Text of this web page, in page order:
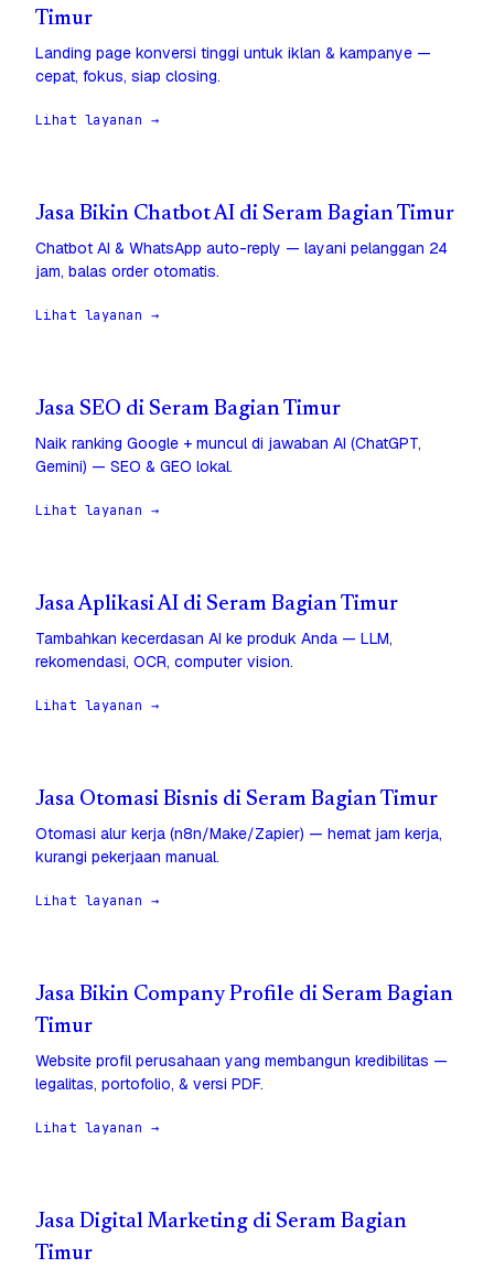
Timur
Landing page konversi tinggi untuk iklan & kampanye —
cepat, fokus, siap closing.
Lihat layanan →
Jasa Bikin Chatbot AI di Seram Bagian Timur
Chatbot AI & WhatsApp auto-reply — layani pelanggan 24
jam, balas order otomatis.
Lihat layanan →
Jasa SEO di Seram Bagian Timur
Naik ranking Google + muncul di jawaban AI (ChatGPT,
Gemini) — SEO & GEO lokal.
Lihat layanan →
Jasa Aplikasi AI di Seram Bagian Timur
Tambahkan kecerdasan AI ke produk Anda — LLM,
rekomendasi, OCR, computer vision.
Lihat layanan →
Jasa Otomasi Bisnis di Seram Bagian Timur
Otomasi alur kerja (n8n/Make/Zapier) — hemat jam kerja,
kurangi pekerjaan manual.
Lihat layanan →
Jasa Bikin Company Profile di Seram Bagian
Timur
Website profil perusahaan yang membangun kredibilitas —
legalitas, portofolio, & versi PDF.
Lihat layanan →
Jasa Digital Marketing di Seram Bagian
Timur